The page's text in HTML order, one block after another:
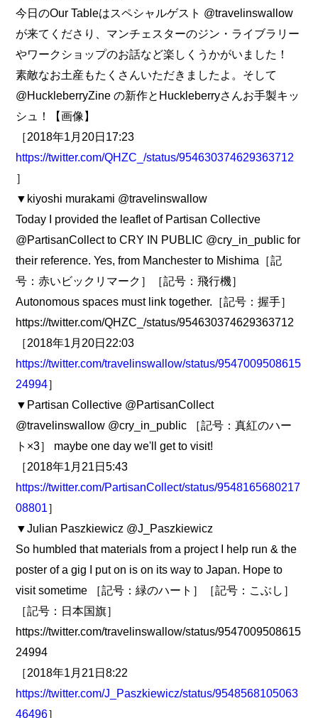
今日のOur Tableはスペシャルゲスト @travelinswallow
が来てくださり、マンチェスターのジン・ライブラリー
やワークショップのお話など楽しくうかがいました！
素敵なお土産もたくさんいただきましたよ。そして
@HuckleberryZine の新作とHuckleberryさんお手製キッ
シュ！【画像】
［2018年1月20日17:23
https://twitter.com/QHZC_/status/954630374629363712
］
▼kiyoshi murakami @travelinswallow
Today I provided the leaflet of Partisan Collective
@PartisanCollect to CRY IN PUBLIC @cry_in_public for
their reference. Yes, from Manchester to Mishima［記
号：赤いビックリマーク］［記号：飛行機］
Autonomous spaces must link together.［記号：握手］
https://twitter.com/QHZC_/status/954630374629363712
［2018年1月20日22:03
https://twitter.com/travelinswallow/status/9547009508615
24994］
▼Partisan Collective @PartisanCollect
@travelinswallow @cry_in_public ［記号：真紅のハー
ト×3］ maybe one day we'll get to visit!
［2018年1月21日5:43
https://twitter.com/PartisanCollect/status/9548165680217
08801］
▼Julian Paszkiewicz @J_Paszkiewicz
So humbled that materials from a project I help run & the
poster of a gig I put on is on its way to Japan. Hope to
visit sometime ［記号：緑のハート］［記号：こぶし］
［記号：日本国旗］
https://twitter.com/travelinswallow/status/9547009508615
24994
［2018年1月21日8:22
https://twitter.com/J_Paszkiewicz/status/9548568105063
46496］